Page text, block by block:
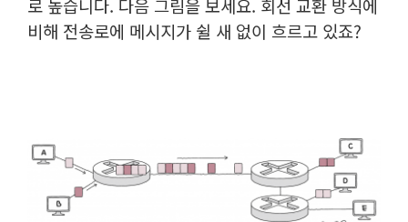
비해 전송로에 메시지가 쉴 새 없이 흐르고 있죠?